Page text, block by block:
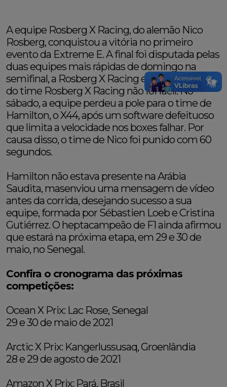
A equipe Rosberg X Racing, do alemão Nico
Rosberg, conquistou a vitória no primeiro
evento da Extreme E. A final foi disputada pelas
duas equipes mais rápidas de domingo na
semifinal, a Rosberg X Racing e X44. A jornada
do time Rosberg X Racing não foi fácil. No
sábado, a equipe perdeu a pole para o time de
Hamilton, o X44, após um software defeituoso
que limita a velocidade nos boxes falhar. Por
causa disso, o time de Nico foi punido com 60
segundos.
Hamilton não estava presente na Arábia
Saudita, masenviou uma mensagem de vídeo
antes da corrida, desejando sucesso a sua
equipe, formada por Sébastien Loeb e Cristina
Gutiérrez. O heptacampeão de F1 ainda afirmou
que estará na próxima etapa, em 29 e 30 de
maio, no Senegal.
Confira o cronograma das próximas
competições:
Ocean X Prix: Lac Rose, Senegal
29 e 30 de maio de 2021
Arctic X Prix: Kangerlussusaq, Groenlândia
28 e 29 de agosto de 2021
Amazon X Prix: Pará, Brasil